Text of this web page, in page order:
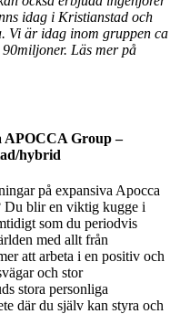
idag i Kristianstad och
Vi är idag inom gruppen ca
Läs mer på
APOCCA Group –
hybrid
på expansiva Apocca
Du blir en viktig kugge i
som du periodvis
med allt från
att arbeta i en positiv och
och stor
stora personliga
där du själv kan styra och